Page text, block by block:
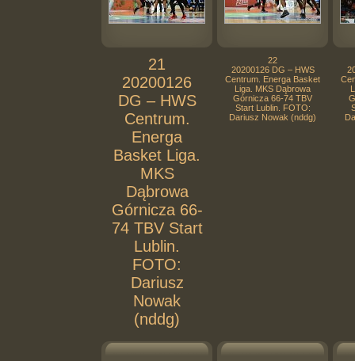
21
20200126
DG – HWS
Centrum.
Energa
Basket Liga.
MKS
Dąbrowa
Górnicza 66-
74 TBV Start
Lublin.
FOTO:
Dariusz
Nowak
(nddg)
22
20200126 DG – HWS
Centrum. Energa Basket
Liga. MKS Dąbrowa
Górnicza 66-74 TBV
Start Lublin. FOTO:
Dariusz Nowak (nddg)